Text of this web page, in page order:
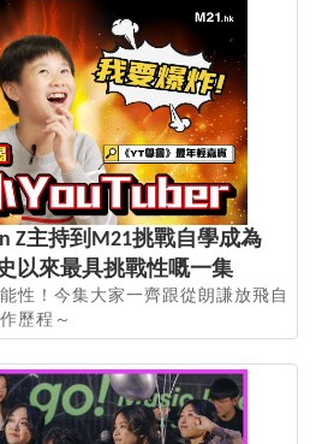
Z主持到M21挑戰自學成為
以來最具挑戰性嘅一集
性！今集大家一齊跟從朗謙放飛自
歷程～